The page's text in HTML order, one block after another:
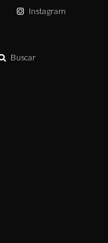
Instagram
Buscar